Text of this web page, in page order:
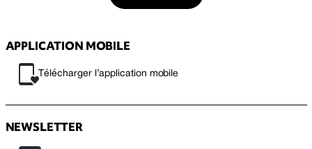
APPLICATION MOBILE
Télécharger l’application mobile
NEWSLETTER